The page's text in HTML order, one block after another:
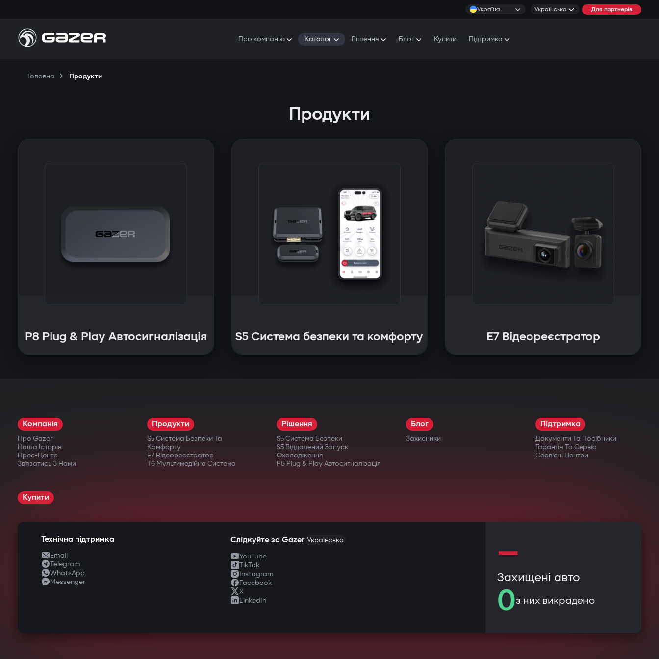
Україна Українська Для партнерів
Про компанію Каталог Рішення Блог Купити Підтримка
Головна Продукти
Продукти
P8 Plug & Play Автосигналізація S5 Система безпеки та комфорту E7 Відеореєстратор
Компанія
Про Gazer
Наша Історія
Прес-Центр
Зв’язатись З Нами
Продукти
S5 Система Безпеки Та
Комфорту
E7 Відеореєстратор
T6 Мультимедійна Система
Рішення
S5 Система Безпеки
S5 Віддалений Запуск
Охолодження
P8 Plug & Play Автосигналізація
Блог
Захисники
Підтримка
Документи Та Посібники
Гарантія Та Сервіс
Сервісні Центри
Купити
Технічна підтримка
Email
Telegram
WhatsApp
Messenger
Слідкуйте за Gazer Українська
YouTube
TikTok
Instagram
Facebook
X
LinkedIn
—
Захищені авто
0з них викрадено